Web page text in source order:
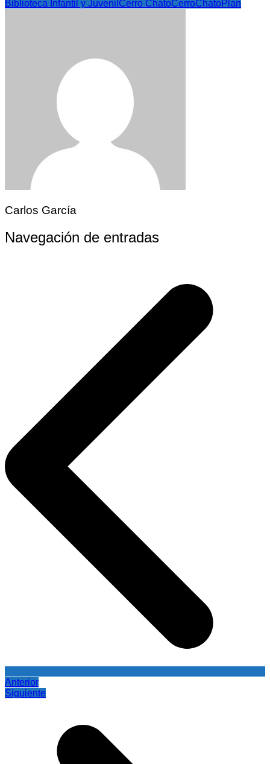
Biblioteca Infantil y Juvenil Cerro ChatoCerroChatoPlan
Carlos García
Navegación de entradas
Anterior
Siguiente